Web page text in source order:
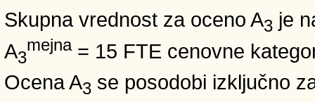
Skupna vrednost za oceno A3 je
A3
mejna= 15 FTE cenovne
Ocena A3 se posodobi izključno